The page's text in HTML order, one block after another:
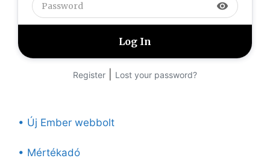
visibility
Register Lost your password?
• Új Ember webbolt
• Mértékadó